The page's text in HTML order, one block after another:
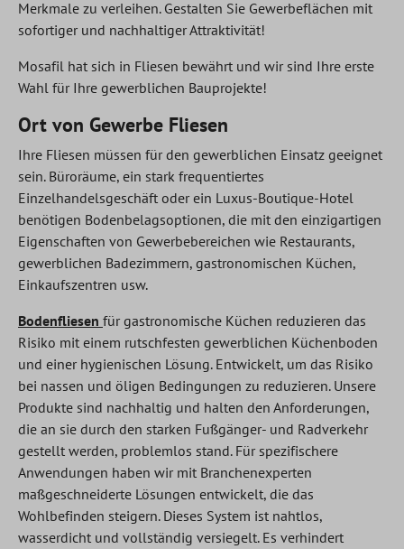
Merkmale zu verleihen. Gestalten Sie Gewerbeflächen mit
sofortiger und nachhaltiger Attraktivität!
Mosafil hat sich in Fliesen bewährt und wir sind Ihre erste
Wahl für Ihre gewerblichen Bauprojekte!
Ort von Gewerbe Fliesen
Ihre Fliesen müssen für den gewerblichen Einsatz geeignet
sein. Büroräume, ein stark frequentiertes
Einzelhandelsgeschäft oder ein Luxus-Boutique-Hotel
benötigen Bodenbelagsoptionen, die mit den einzigartigen
Eigenschaften von Gewerbebereichen wie Restaurants,
gewerblichen Badezimmern, gastronomischen Küchen,
Einkaufszentren usw.
Bodenfliesen für gastronomische Küchen reduzieren das
Risiko mit einem rutschfesten gewerblichen Küchenboden
und einer hygienischen Lösung. Entwickelt, um das Risiko
bei nassen und öligen Bedingungen zu reduzieren. Unsere
Produkte sind nachhaltig und halten den Anforderungen,
die an sie durch den starken Fußgänger- und Radverkehr
gestellt werden, problemlos stand. Für spezifischere
Anwendungen haben wir mit Branchenexperten
maßgeschneiderte Lösungen entwickelt, die das
Wohlbefinden steigern. Dieses System ist nahtlos,
wasserdicht und vollständig versiegelt. Es verhindert